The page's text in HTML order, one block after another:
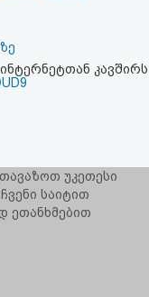
კავშირს
უკეთესი
საიტით
ეთანხმებით